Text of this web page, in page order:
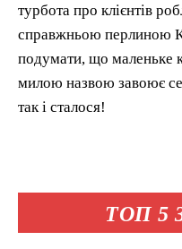
ТОП 5
турбота про клієнтів
справжньою перлиною
подумати, що маленьке
милою назвою завоює
так і сталося!